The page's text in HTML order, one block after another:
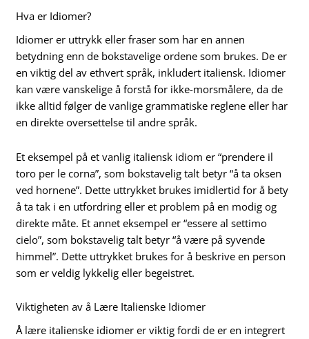
Hva er Idiomer?
Idiomer er uttrykk eller fraser som har en annen
betydning enn de bokstavelige ordene som brukes. De er
en viktig del av ethvert språk, inkludert italiensk. Idiomer
kan være vanskelige å forstå for ikke-morsmålere, da de
ikke alltid følger de vanlige grammatiske reglene eller har
en direkte oversettelse til andre språk.
Et eksempel på et vanlig italiensk idiom er “prendere il
toro per le corna”, som bokstavelig talt betyr “å ta oksen
ved hornene”. Dette uttrykket brukes imidlertid for å bety
å ta tak i en utfordring eller et problem på en modig og
direkte måte. Et annet eksempel er “essere al settimo
cielo”, som bokstavelig talt betyr “å være på syvende
himmel”. Dette uttrykket brukes for å beskrive en person
som er veldig lykkelig eller begeistret.
Viktigheten av å Lære Italienske Idiomer
Å lære italienske idiomer er viktig fordi de er en integrert